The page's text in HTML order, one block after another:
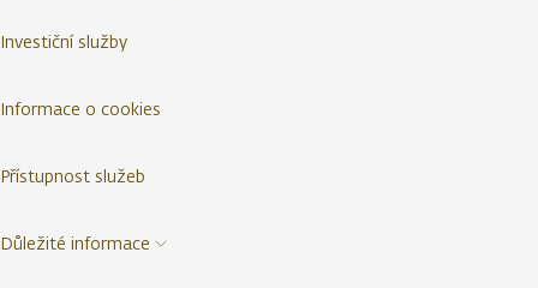
Investiční služby
Informace o cookies
Přístupnost služeb
Důležité informace